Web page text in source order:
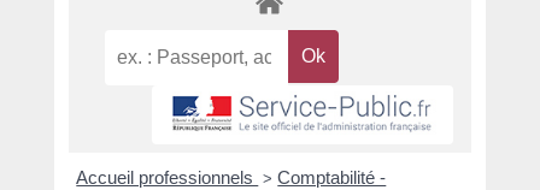
Accueil professionnels > Comptabilité -